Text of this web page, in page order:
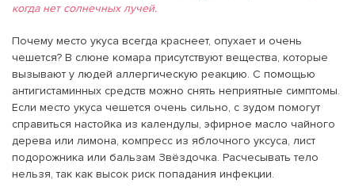
когда нет солнечных лучей.
Почему место укуса всегда краснеет, опухает и очень
чешется? В слюне комара присутствуют вещества, которые
вызывают у людей аллергическую реакцию. С помощью
антигистаминных средств можно снять неприятные симптомы.
Если место укуса чешется очень сильно, с зудом помогут
справиться настойка из календулы, эфирное масло чайного
дерева или лимона, компресс из яблочного уксуса, лист
подорожника или бальзам Звёздочка. Расчесывать тело
нельзя, так как высок риск попадания инфекции.